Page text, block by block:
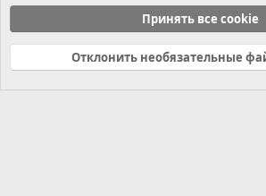
Cookies
Russian (RU)
Связь с нами
Условия и правила
Политика конфиденциальности
Справка
Принять все cookie
Отклонить необязательные